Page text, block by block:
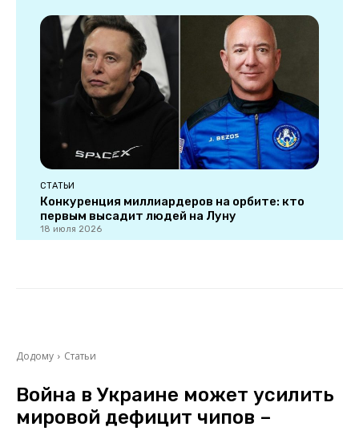
СТАТЬИ
Конкуренция миллиардеров на орбите: кто
первым высадит людей на Луну
18 июля 2026